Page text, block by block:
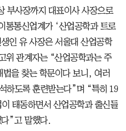
부사장까지 대표이사 사장으로
통통신업계가 ‘산업공학과 트로
인 유 사장은 서울대 산업공학
위 관계자는 “산업공학과는 주
법을 찾는 학문이다 보니, 여러
하도록 훈련받는다”며 “특히 19
태동하면서 산업공학과 출신들
”고 말했다.